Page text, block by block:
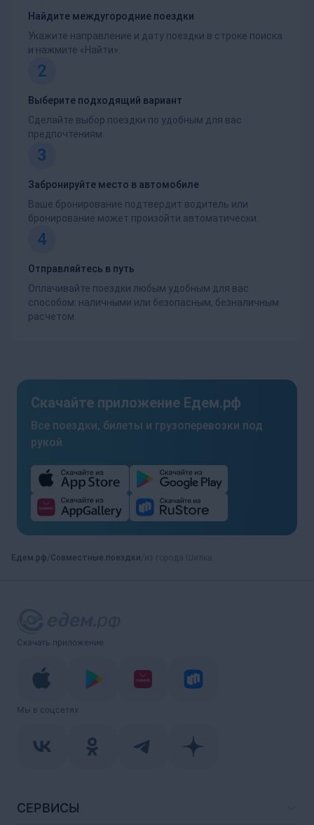
Найдите междугородние поездки
Укажите направление и дату поездки в строке поиска
и нажмите «Найти».
2
Выберите подходящий вариант
Сделайте выбор поездки по удобным для вас
предпочтениям.
3
Забронируйте место в автомобиле
Ваше бронирование подтвердит водитель или
бронирование может произойти автоматически.
4
Отправляйтесь в путь
Оплачивайте поездки любым удобным для вас
способом: наличными или безопасным, безналичным
расчетом.
Скачайте приложение Едем.рф
Все поездки, билеты и грузоперевозки под
рукой
Едем.рф Совместные поездки
Скачать приложение
Мы в соцсетях
СЕРВИСЫ